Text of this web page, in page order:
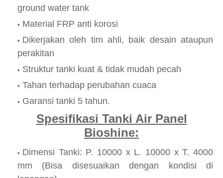
ground water tank
Material FRP anti korosi
Dikerjakan oleh tim ahli, baik desain ataupun
perakitan
Struktur tanki kuat & tidak mudah pecah
Tahan terhadap perubahan cuaca
Garansi tanki 5 tahun.
Spesifikasi Tanki Air Panel
Bioshine:
Dimensi Tanki: P. 10000 x L. 10000 x T. 4000
mm (Bisa disesuaikan dengan kondisi di